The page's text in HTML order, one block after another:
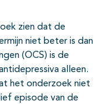
zien dat de
niet beter is dan
(OCS) is de
alleen.
het onderzoek niet
episode van de